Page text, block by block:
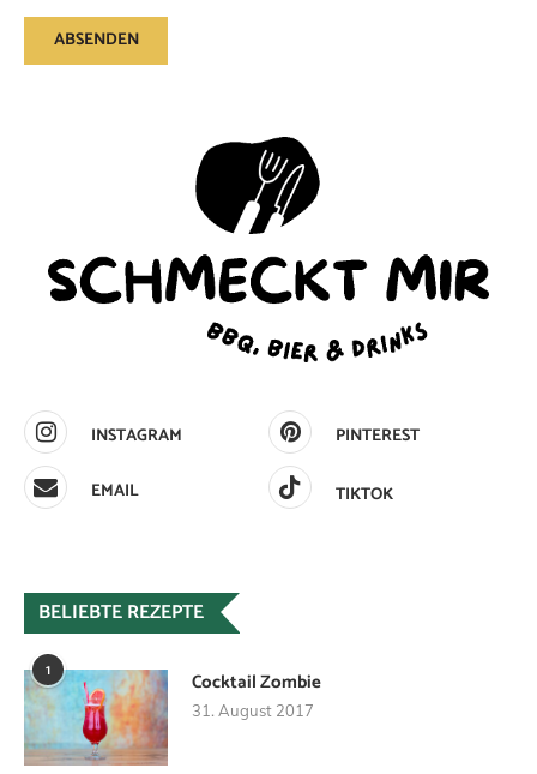
INSTAGRAM
PINTEREST
EMAIL
TIKTOK
BELIEBTE REZEPTE
1 Cocktail Zombie
31. August 2017